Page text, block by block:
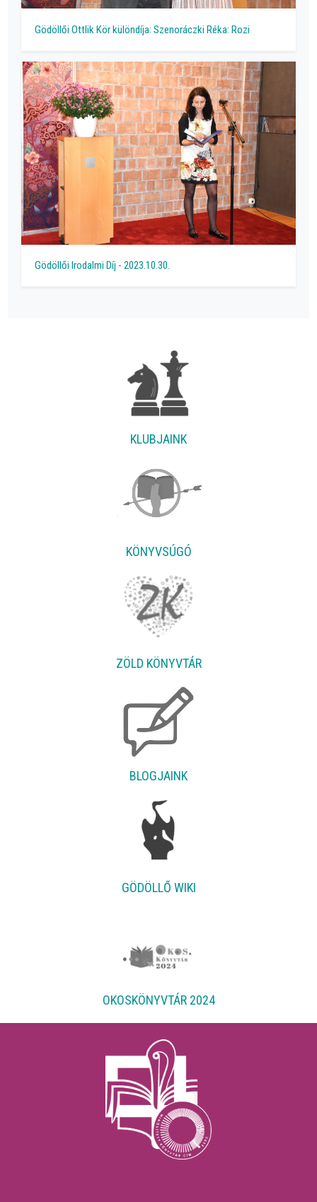
Gödöllői Ottlik Kör különdíja: Szenoráczki Réka: Rozi
Gödöllői Irodalmi Díj - 2023.10.30.
KLUBJAINK
KÖNYVSÚGÓ
ZÖLD KÖNYVTÁR
BLOGJAINK
GÖDÖLLŐ WIKI
OKOSKÖNYVTÁR 2024